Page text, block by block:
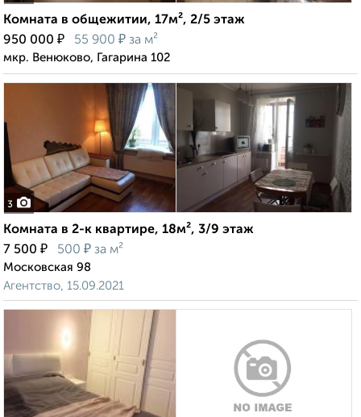
Комната в общежитии, 17м², 2/5 этаж
950 000 ₽ 55 900 ₽ за м²
мкр. Венюково, Гагарина 102
3
Комната в 2-к квартире, 18м², 3/9 этаж
7 500 ₽ 500 ₽ за м²
Московская 98
Агентство, 15.09.2021